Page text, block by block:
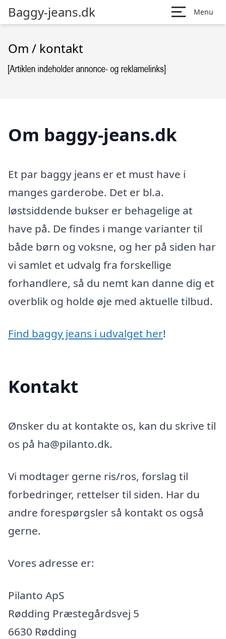
Baggy-jeans.dk Menu
Om / kontakt
Om baggy-jeans.dk
Et par baggy jeans er et must have i
manges garderobe. Det er bl.a.
løstsiddende bukser er behagelige at
have på. De findes i mange varianter til
både børn og voksne, og her på siden har
vi samlet et udvalg fra forskellige
forhandlere, så du nemt kan danne dig et
overblik og holde øje med aktuelle tilbud.
Find baggy jeans i udvalget her!
Kontakt
Ønsker du at kontakte os, kan du skrive til
os på ha@pilanto.dk.
Vi modtager gerne ris/ros, forslag til
forbedringer, rettelser til siden. Har du
andre forespørgsler så kontakt os også
gerne.
Vores adresse er:
Pilanto ApS
Rødding Præstegårdsvej 5
6630 Rødding